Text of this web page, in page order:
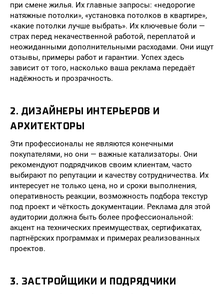
при смене жилья. Их главные запросы: «недорогие
натяжные потолки», «установка потолков в квартире»,
«какие потолки лучше выбрать». Их ключевые боли —
страх перед некачественной работой, переплатой и
неожиданными дополнительными расходами. Они ищут
отзывы, примеры работ и гарантии. Успех здесь
зависит от того, насколько ваша реклама передаёт
надёжность и прозрачность.
2. ДИЗАЙНЕРЫ ИНТЕРЬЕРОВ И
АРХИТЕКТОРЫ
Эти профессионалы не являются конечными
покупателями, но они — важные катализаторы. Они
рекомендуют подрядчиков своим клиентам, часто
выбирают по репутации и качеству сотрудничества. Их
интересует не только цена, но и сроки выполнения,
оперативность реакции, возможность подбора текстур
под проект и чёткость документации. Реклама для этой
аудитории должна быть более профессиональной:
акцент на технических преимуществах, сертификатах,
партнёрских программах и примерах реализованных
проектов.
3. ЗАСТРОЙЩИКИ И ПОДРЯДЧИКИ